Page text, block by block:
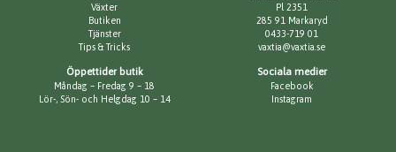
Växter
Butiken
Tjänster
Tips & Tricks
Pl 2351
285 91 Markaryd
0433-719 01
vaxtia@vaxtia.se
Öppettider butik
Måndag – Fredag 9 – 18
Lör-, Sön- och Helgdag 10 – 14
Sociala medier
Facebook
Instagram